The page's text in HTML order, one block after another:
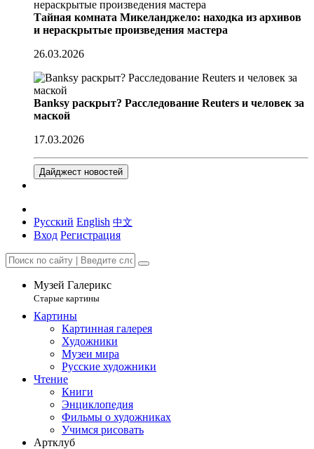
Тайная комната Микеланджело: находка из архивов
и нераскрытые произведения мастера
26.03.2026
Banksy раскрыт? Расследование Reuters и человек за
маской
17.03.2026
Дайджест новостей
Русский English 中文
Вход Регистрация
Музей Галерикс
Старые картины
Картины
Картинная галерея
Художники
Музеи мира
Русские художники
Чтение
Книги
Энциклопедия
Фильмы о художниках
Учимся рисовать
Артклуб